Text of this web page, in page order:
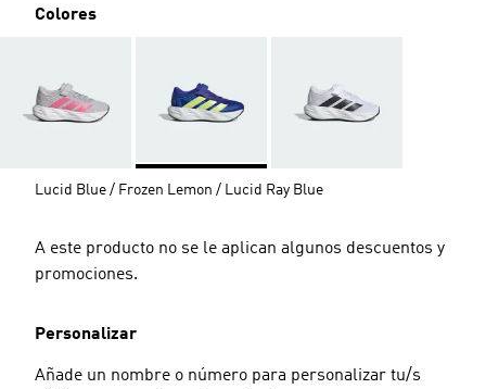
Colores
Lucid Blue / Frozen Lemon / Lucid Ray Blue
A este producto no se le aplican algunos descuentos y
promociones.
Personalizar
Añade un nombre o número para personalizar tu/s